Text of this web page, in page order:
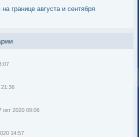
границе августа и сентября
21:36
окт 2020 09:06
14:57